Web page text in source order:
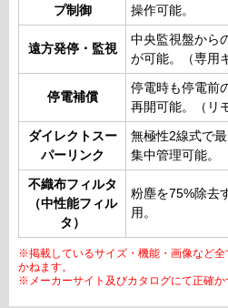
プ制御
操作可能。
遠方発停・監視
中央監視盤から
が可能。（専用
停電補償
停電時も停電前
再開可能。（リ
ダイレクトスー
パーリンク
無極性2線式で
集中管理可能。
不織布フィルタ
（中性能フィル
タ）
粉塵を75%除去
用。
※掲載しているサイズ・機能・画像など
かねます。
※メーカーサイト及びカタログにて正確か